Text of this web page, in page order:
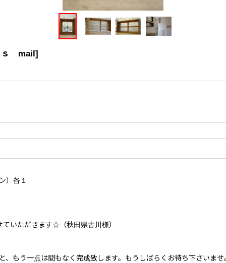
ｓ mail]
）各１
いただきます☆（秋田県古川様）
、もう一点は間もなく完成致します。もうしばらくお待ち下さいま